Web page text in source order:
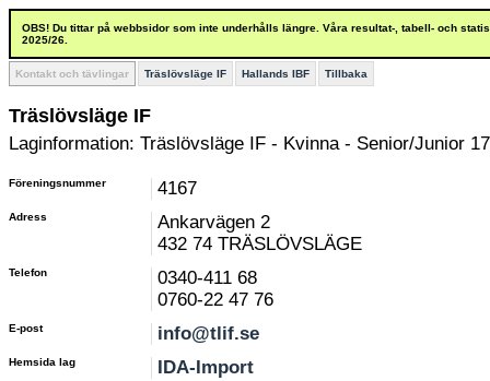
OBS! Du tittar på webbsidor som inte underhålls längre. Våra resultat-, tabell- och
2025/26.
Kontakt och tävlingar Träslövsläge IF Hallands IBF Tillbaka
Träslövsläge IF
Laginformation: Träslövsläge IF - Kvinna - Senior/Junior
Föreningsnummer 4167
Adress
Ankarvägen 2
432 74 TRÄSLÖVSLÄGE
Telefon
0340-411 68
0760-22 47 76
E-post info@tlif.se
Hemsida lag IDA-Import